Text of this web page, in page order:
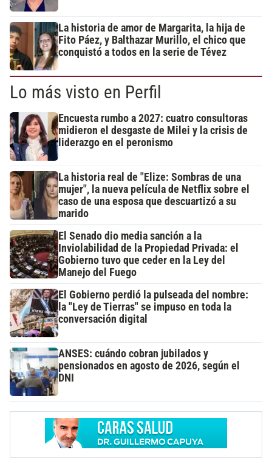
La historia de amor de Margarita, la hija de
Fito Páez, y Balthazar Murillo, el chico que
conquistó a todos en la serie de Tévez
Lo más visto en Perfil
Encuesta rumbo a 2027: cuatro consultoras
midieron el desgaste de Milei y la crisis de
liderazgo en el peronismo
La historia real de "Elize: Sombras de una
mujer", la nueva película de Netflix sobre el
caso de una esposa que descuartizó a su
marido
El Senado dio media sanción a la
Inviolabilidad de la Propiedad Privada: el
Gobierno tuvo que ceder en la Ley del
Manejo del Fuego
El Gobierno perdió la pulseada del nombre:
la "Ley de Tierras" se impuso en toda la
conversación digital
ANSES: cuándo cobran jubilados y
pensionados en agosto de 2026, según el
DNI